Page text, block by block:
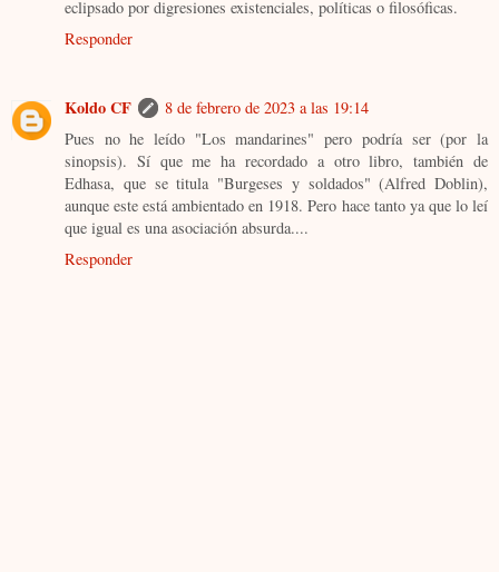
eclipsado por digresiones existenciales, políticas o filosóficas.
Responder
Koldo CF
8 de febrero de 2023 a las 19:14
Pues no he leído "Los mandarines" pero podría ser (por la
sinopsis). Sí que me ha recordado a otro libro, también de
Edhasa, que se titula "Burgeses y soldados" (Alfred Doblin),
aunque este está ambientado en 1918. Pero hace tanto ya que lo leí
que igual es una asociación absurda....
Responder